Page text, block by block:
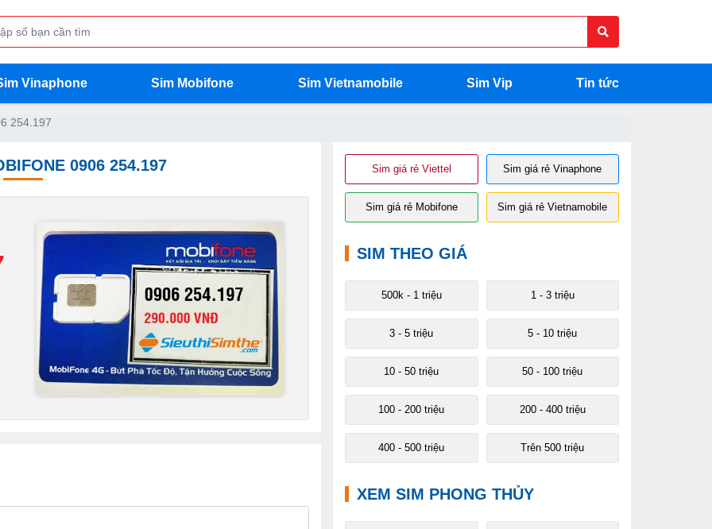
Vinaphone Sim Mobifone Sim Vietnamobile Sim Vip Tin tức
254.197
0906 254.197 Sim giá rẻ Viettel Sim giá rẻ Vinaphone
Sim giá rẻ Mobifone Sim giá rẻ Vietnamobile
SIM THEO GIÁ
500k - 1 triệu 1 - 3 triệu
3 - 5 triệu 5 - 10 triệu
10 - 50 triệu 50 - 100 triệu
100 - 200 triệu 200 - 400 triệu
400 - 500 triệu Trên 500 triệu
XEM SIM PHONG THỦY